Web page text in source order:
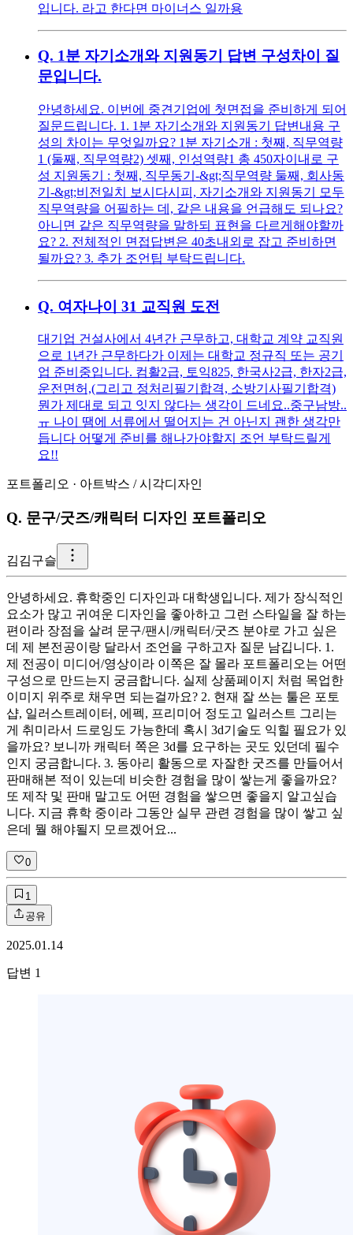
입니다. 라고 한다면 마이너스 일까용
Q. 1분 자기소개와 지원동기 답변 구성차이 질
문입니다.
안녕하세요. 이번에 중견기업에 첫면접을 준비하게 되어
질문드립니다. 1. 1분 자기소개와 지원동기 답변내용 구
성의 차이는 무엇일까요? 1분 자기소개 : 첫째, 직무역량
1 (둘째, 직무역량2) 셋째, 인성역량1 총 450자이내로 구
성 지원동기 : 첫째, 직무동기-&gt;직무역량 둘째, 회사동
기-&gt;비전일치 보시다시피, 자기소개와 지원동기 모두
직무역량을 어필하는 데, 같은 내용을 언급해도 되나요?
아니면 같은 직무역량을 말하되 표현을 다르게해야할까
요? 2. 전체적인 면접답변은 40초내외로 잡고 준비하면
될까요? 3. 추가 조언팁 부탁드립니다.
Q. 여자나이 31 교직원 도전
대기업 건설사에서 4년간 근무하고, 대학교 계약 교직원
으로 1년간 근무하다가 이제는 대학교 정규직 또는 공기
업 준비중입니다. 컴활2급, 토익825, 한국사2급, 한자2급,
운전면허,(그리고 정처리필기합격, 소방기사필기합격)
뭔가 제대로 되고 잇지 않다는 생각이 드네요..중구남방..
ㅠ 나이 땜에 서류에서 떨어지는 건 아닌지 괜한 생각만
듭니다 어떻게 준비를 해나가야할지 조언 부탁드릴게
요!!
포트폴리오 · 아트박스 /시각디자인
Q. 문구/굿즈/캐릭터 디자인 포트폴리오
김김구슬
안녕하세요. 휴학중인 디자인과 대학생입니다. 제가 장식적인
요소가 많고 귀여운 디자인을 좋아하고 그런 스타일을 잘 하는
편이라 장점을 살려 문구/팬시/캐릭터/굿즈 분야로 가고 싶은
데 제 본전공이랑 달라서 조언을 구하고자 질문 남깁니다. 1.
제 전공이 미디어/영상이라 이쪽은 잘 몰라 포트폴리오는 어떤
구성으로 만드는지 궁금합니다. 실제 상품페이지 처럼 목업한
이미지 위주로 채우면 되는걸까요? 2. 현재 잘 쓰는 툴은 포토
샵, 일러스트레이터, 에펙, 프리미어 정도고 일러스트 그리는
게 취미라서 드로잉도 가능한데 혹시 3d기술도 익힐 필요가 있
을까요? 보니까 캐릭터 쪽은 3d를 요구하는 곳도 있던데 필수
인지 궁금합니다. 3. 동아리 활동으로 자잘한 굿즈를 만들어서
판매해본 적이 있는데 비슷한 경험을 많이 쌓는게 좋을까요?
또 제작 및 판매 말고도 어떤 경험을 쌓으면 좋을지 알고싶습
니다. 지금 휴학 중이라 그동안 실무 관련 경험을 많이 쌓고 싶
은데 뭘 해야될지 모르겠어요...
0
1
공유
2025.01.14
답변 1